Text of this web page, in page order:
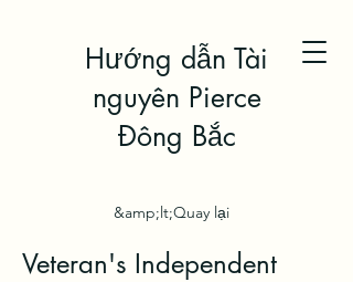
Hướng dẫn Tài
nguyên Pierce
Đông Bắc
&amp;lt;Quay lại
Veteran's Independent